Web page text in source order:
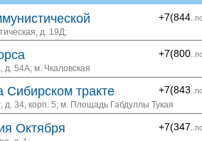
+7(844
д. 19Д;
+7(800
д. 54А; м. Чкаловская
+7(843
тракте
д. 34, корп. 5; м. Площадь Габдуллы Тукая
+7(347
Октября